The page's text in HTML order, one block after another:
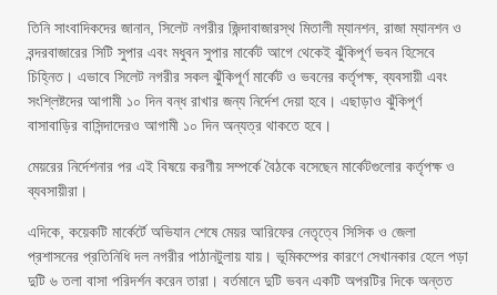
তিনি সাংবাদিকদের জানান, সিলেট নগরীর জিন্দাবাজারস্থ মিতালী ম্যানশন, রাজা ম্যানশন ও
বন্দরবাজারের সিটি সুপার এবং মধুবন সুপার মার্কেট আগে থেকেই ঝুঁকিপূর্ণ ভবন হিসেবে
চিহ্নিত। এভাবে সিলেট নগরীর সকল ঝুঁকিপূর্ণ মার্কেট ও ভবনের কর্তৃপক্ষ, ব্যবসায়ী এবং
সংশ্লিষ্টদের আগামী ১০ দিন বন্ধ রাখার জন্য নির্দেশ দেয়া হবে। এছাড়াও ঝুঁকিপূর্ণ
বাসাবাড়ির বাসিন্দাদেরও আগামী ১০ দিন অন্যত্র থাকতে হবে।
মেয়রের নির্দেশনার পর এই বিষয়ে করণীয় সম্পর্কে বৈঠকে বসেছেন মার্কেটগুলোর কর্তৃপক্ষ ও
ব্যবসায়ীরা।
এদিকে, কয়েকটি মার্কের্টে অভিযান শেষে মেয়র আরিফের নেতৃত্বে সিসিক ও জেলা
প্রশাসনের প্রতিনিধি দল নগরীর পাঠানটুলায় যায়। ভূমিকম্পের কারণে সেখানকার হেলে পড়া
দুটি ৬ তলা বাসা পরিদর্শন করেন তারা। বর্তমানে দুটি ভবন একটি অপরটির দিকে অন্তত